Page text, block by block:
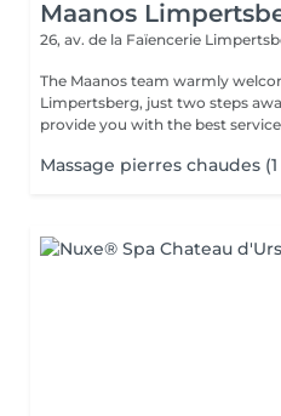
Maanos
26, av. de la Faïencerie
The Maanos team warmly
Limpertsberg, just two steps
provide you with the best service
Massage pierres chaudes